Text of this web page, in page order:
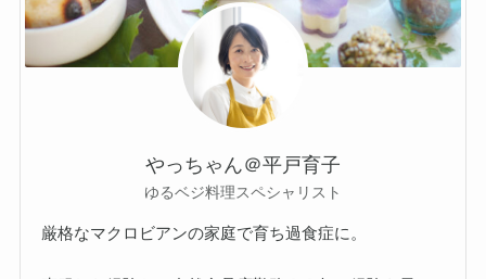
やっちゃん＠平戸育子
ゆるベジ料理スペシャリスト
厳格なマクロビアンの家庭で育ち過食症に。